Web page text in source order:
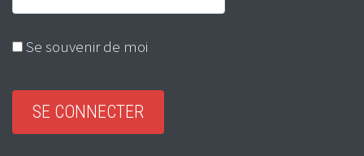
Se souvenir de moi